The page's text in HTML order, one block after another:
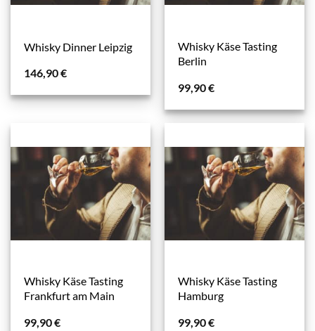
Whisky Dinner Leipzig
146,90€
Whisky Käse Tasting
Berlin
99,90€
Whisky Käse Tasting
Frankfurt am Main
99,90€
Whisky Käse Tasting
Hamburg
99,90€